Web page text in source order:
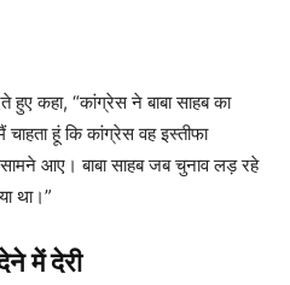
हुए कहा, “कांग्रेस ने बाबा साहब का
हूं कि कांग्रेस वह इस्तीफा
आए। बाबा साहब जब चुनाव लड़ रहे
था।”
में देरी